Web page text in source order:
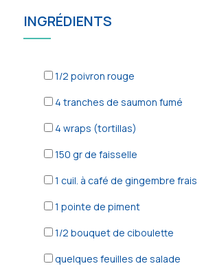
INGRÉDIENTS
1/2 poivron rouge
4 tranches de saumon fumé
4 wraps (tortillas)
150 gr de faisselle
1 cuil. à café de gingembre frais
1 pointe de piment
1/2 bouquet de ciboulette
quelques feuilles de salade